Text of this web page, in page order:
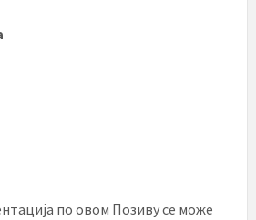
по овом Позиву се може